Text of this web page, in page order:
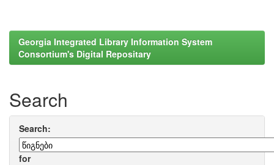
Georgia Integrated Library Information System
Consortium's Digital Repositary
Search
Search:
for